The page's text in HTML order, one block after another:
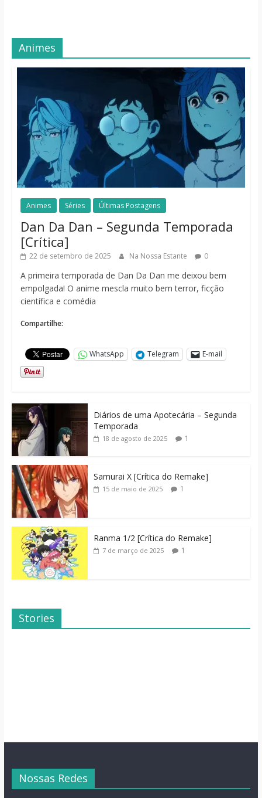
Animes
Animes Séries Últimas Postagens
Dan Da Dan – Segunda Temporada
[Crítica]
22 de setembro de 2025 Na Nossa Estante 0
A primeira temporada de Dan Da Dan me deixou bem
empolgada! O anime mescla muito bem terror, ficção
científica e comédia
Compartilhe:
WhatsApp Telegram E-mail
Diários de uma Apotecária – Segunda
Temporada
18 de agosto de 2025 1
Samurai X [Crítica do Remake]
15 de maio de 2025 1
Ranma 1/2 [Crítica do Remake]
7 de março de 2025 1
Stories
Dicas de Filmes
Para o Fim de
Família Inusitada
Nossas Redes